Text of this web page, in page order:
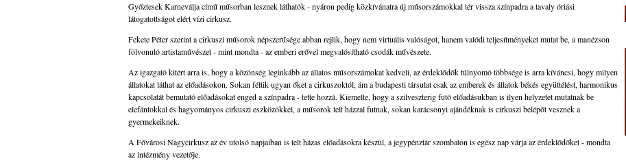
Győztesek Karneválja című műsorban lesznek láthatók - nyáron pedig közkívánatra új műsorszámokkal tér vissza színpadra a tavaly óriási
látogatottságot elért vízi cirkusz.
Fekete Péter szerint a cirkuszi műsorok népszerűsége abban rejlik, hogy nem virtuális valóságot, hanem valódi teljesítményeket mutat be, a manézson
fölvonuló artistaművészet - mint mondta - az emberi erővel megvalósítható csodák művészete.
Az igazgató kitért arra is, hogy a közönség leginkább az állatos műsorszámokat kedveli, az érdeklődők túlnyomó többsége is arra kíváncsi, hogy milyen
állatokat láthat az előadásokon. Sokan féltik ugyan őket a cirkuszoktól, ám a budapesti társulat csak az emberek és állatok békés együttélést, harmonikus
kapcsolatát bemutató előadásokat enged a színpadra - tette hozzá. Kiemelte, hogy a szilveszterig futó előadásukban is ilyen helyzetet mutatnak be
elefántokkal és hagyományos cirkuszi eszközökkel, a műsorok telt házzal futnak, sokan karácsonyi ajándéknak is cirkuszi belépőt vesznek a
gyermekeiknek.
A Fővárosi Nagycirkusz az év utolsó napjaiban is telt házas előadásokra készül, a jegypénztár szombaton is egész nap várja az érdeklődőket - mondta
az intézmény vezetője.